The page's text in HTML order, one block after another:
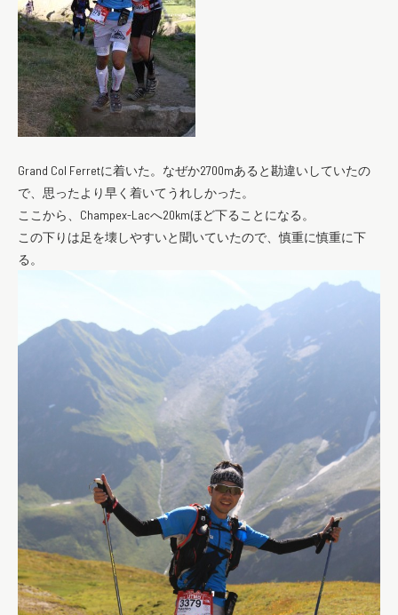
Grand Col Ferretに着いた。なぜか2700mあると勘違いしていたの
で、思ったより早く着いてうれしかった。
ここから、Champex-Lacへ20kmほど下ることになる。
この下りは足を壊しやすいと聞いていたので、慎重に慎重に下
る。